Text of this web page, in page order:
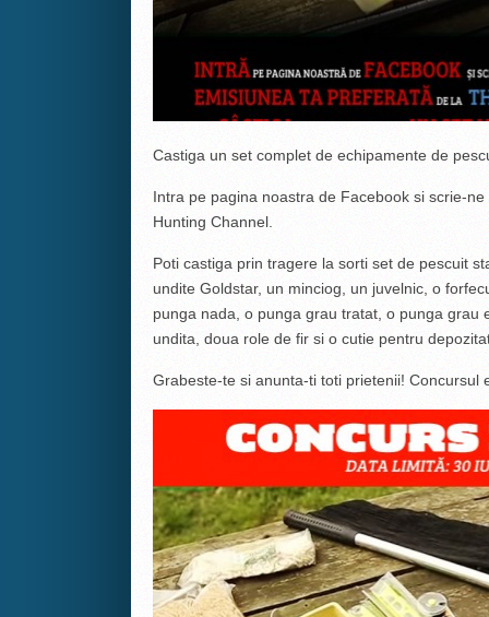
Castiga un set complet de echipamente de
Intra pe pagina noastra de Facebook si scrie-
Hunting Channel.
Poti castiga prin tragere la sorti set de pescuit
undite Goldstar, un minciog, un juvelnic, o
punga nada, o punga grau tratat, o punga grau
undita, doua role de fir si o cutie pentru
Grabeste-te si anunta-ti toti prietenii! Concursul